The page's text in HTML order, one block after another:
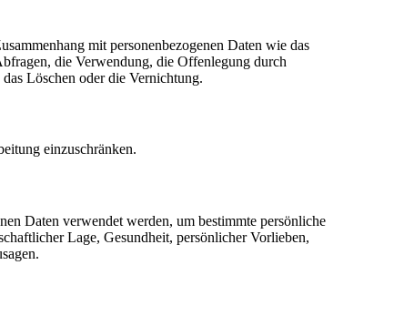
mit personenbezogenen Daten wie das
die Verwendung, die Offenlegung durch
Löschen oder die Vernichtung.
einzuschränken.
Daten verwendet werden, um bestimmte persönliche
Lage, Gesundheit, persönlicher Vorlieben,